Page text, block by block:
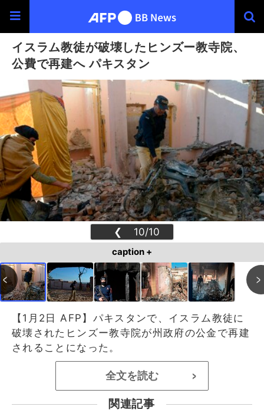
イスラム教徒が破壊したヒンズー教寺院、
公費で再建へ パキスタン
❮
10/10
❯
caption +
【1月2日 AFP】パキスタンで、イスラム教徒に
破壊されたヒンズー教寺院が州政府の公金で再建
されることになった。
全文を読む >
関連記事